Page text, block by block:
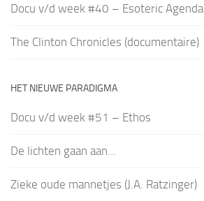
Docu v/d week #40 – Esoteric Agenda
The Clinton Chronicles (documentaire)
HET NIEUWE PARADIGMA
Docu v/d week #51 – Ethos
De lichten gaan aan…
Zieke oude mannetjes (J.A. Ratzinger)